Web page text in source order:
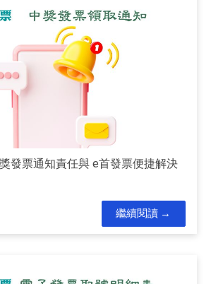
發票通知責任與 e首發票便捷解決
繼續閱讀